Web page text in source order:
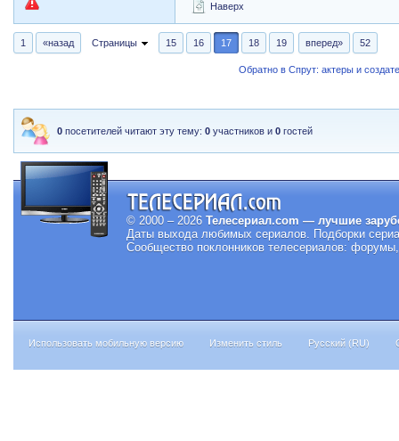
Наверх
1 «назад Страницы 15 16 17 18 19 вперед» 52
Обратно в Спрут: актеры и
0 посетителей читают эту тему:0 участников и0 гостей
© 2000 – 2026 Телесериал.com — лучшие
Даты выхода любимых сериалов. Подборки
Сообщество поклонников телесериалов:
Использовать мобильную версию Изменить стиль Русский (RU)